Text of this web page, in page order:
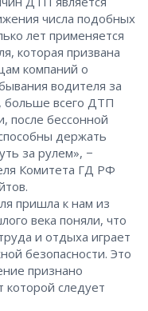
числа подобных
лет применяется
которая призвана
компаний о
водителя за
больше всего ДТП
после бессонной
держать
за рулем», −
Комитета ГД РФ
пришла к нам из
века поняли, что
и отдыха играет
безопасности. Это
признано
следует